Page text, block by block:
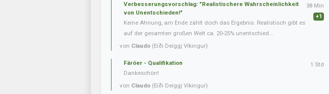
Verbesserungsvorschlag: "Realistischere Wahrscheinlichkeit
von Unentschieden!"
Keine Ahnung, am Ende zählt doch das Ergebnis. Realistisch gibt es
auf der gesamten großen Welt ca. 20-25% unentschied...
von Claudo (Eiði Deiggj Víkingur)
38 Min
+1
Färöer - Qualifikation
Dankeschön!
von Claudo (Eiði Deiggj Víkingur)
1 Std